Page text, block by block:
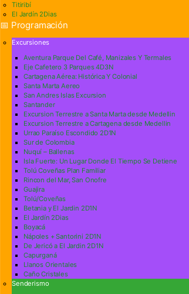
Titiribí
El Jardín 2Dias
📅 Programación
Excursiones
Aventura Parque Del Café, Manizales Y Termales
Eje Cafetero 3 Parques 4D3N
Cartagena Aérea: Histórica Y Colonial
Santa Marta Aereo
San Andres Islas Excursion
Santander
Excursion Terrestre a Santa Marta desde Medellin
Excursion Terrestre a Cartagena desde Medellin
Urrao Paraíso Escondido 2D1N
Sur de Colombia
Nuquí – Ballenas
Isla Fuerte: Un Lugar Donde El Tiempo Se Detiene
Tolú Coveñas Plan Familiar
Rincon del Mar, San Onofre
Guajira
Tolú/Coveñas
Betania y El Jardin 2D1N
El Jardín 2Dias
Boyacá
Nápoles + Santorini 2D1N
De Jericó a El Jardin 2D1N
Capurganá
Llanos Orientales
Caño Cristales
Senderismo